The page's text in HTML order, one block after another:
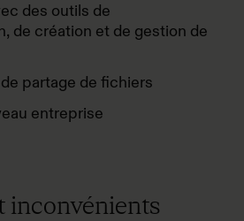
des outils de
de création et de gestion de
partage de fichiers
entreprise
inconvénients